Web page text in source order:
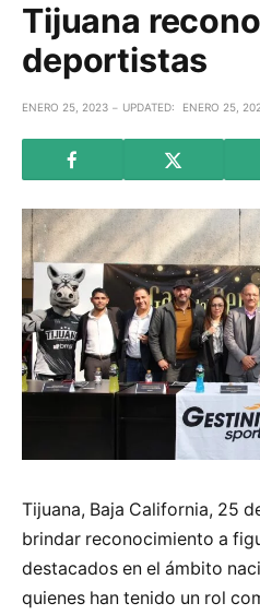
Tijuana
deportistas
ENERO 25, 2023 UPDATED: ENERO 25,
Tijuana, Baja California, 25
brindar reconocimiento a
destacados en el ámbito
quienes han tenido un rol